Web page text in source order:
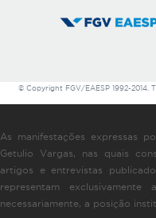
© Copyright FGV/EAESP 1992-2014.
As manifestações expressas
Getulio Vargas, nas quais
artigos e entrevistas
representam
necessariamente, a posição